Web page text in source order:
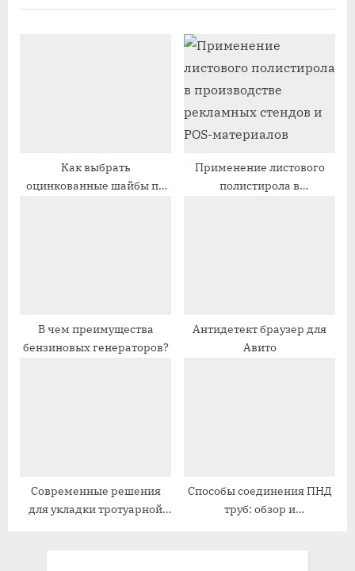
у
с
у
п
и
Как выбрать
оцинкованные шайбы по
Применение листового
полистирола в
В чем преимущества
бензиновых генераторов?
Антидетект браузер для
Авито
Современные решения
для укладки тротуарной
Способы соединения ПНД
труб: обзор и